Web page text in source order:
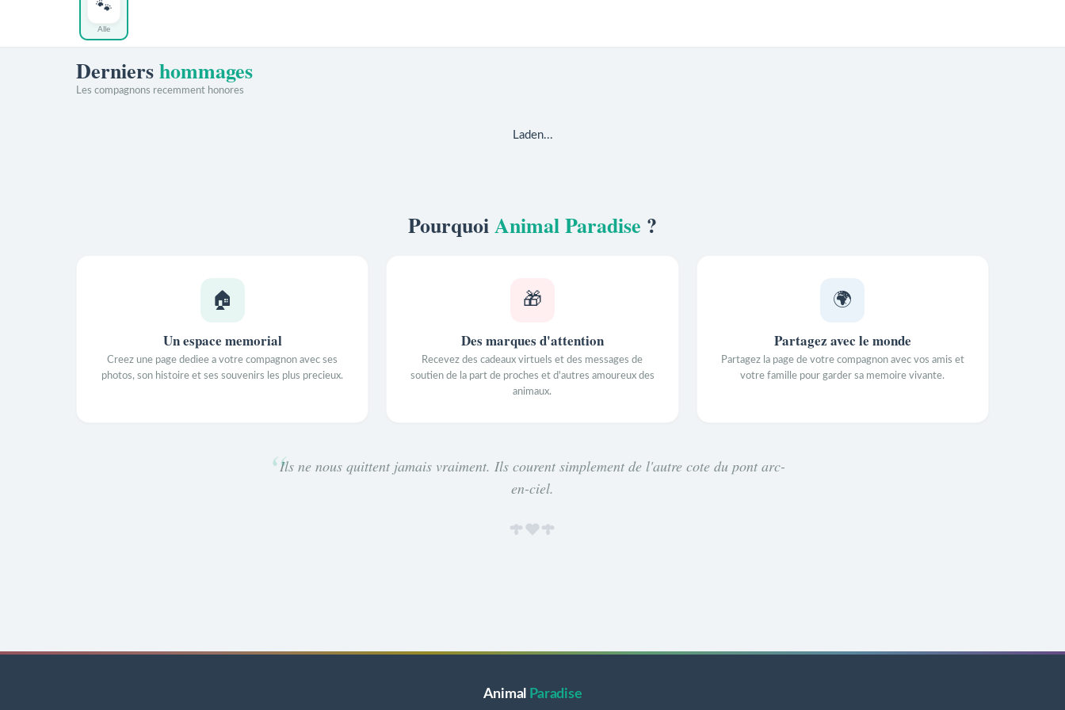
🐾
Alle
Derniershommages
Les compagnons recemment honores
Laden...
PourquoiAnimal Paradise ?
🏠
Un espace memorial
Creez une page dediee a votre compagnon avec ses
photos, son histoire et ses souvenirs les plus precieux.
🎁
Des marques d'attention
Recevez des cadeaux virtuels et des messages de
soutien de la part de proches et d'autres amoureux des
animaux.
🌍
Partagez avec le monde
Partagez la page de votre compagnon avec vos amis et
votre famille pour garder sa memoire vivante.
Ils ne nous quittent jamais vraiment. Ils courent simplement de l'autre cote du pont arc-
en-ciel.
Animal Paradise